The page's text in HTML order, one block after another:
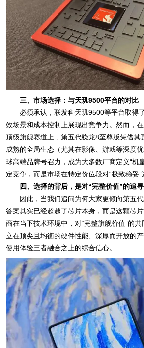
三、市场选择：与天玑9500平台的对比
必须承认，联发科天玑9500等平台取得
效场景和成本控制上展现出竞争力。然而，
顶级旗舰赛道上，第五代骁龙8至尊版凭借其
成熟的全局生态（尤其在影像、游戏等深度
球高端品牌号召力，成为大多数厂商定义“机
定竞争，而是市场在特定价位段对“极致稳妥”
四、选择的背后，是对“完整价值”的追寻
因此，当我们追问为何大家更倾向第五
答案其实已经超越了芯片本身，而是这颗芯
商在当下技术环境中，对“完整旗舰价值”的
立在顶尖且均衡的硬件性能、深厚而开放的
使用体验三者融合之上的综合信心。